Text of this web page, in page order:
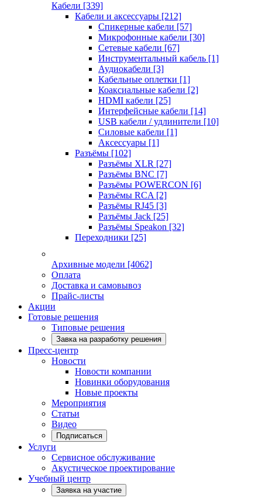
Кабели [339]
Кабели и аксессуары [212]
Спикерные кабели [57]
Микрофонные кабели [30]
Сетевые кабели [67]
Инструментальный кабель [1]
Аудиокабели [3]
Кабельные оплетки [1]
Коаксиальные кабели [2]
HDMI кабели [25]
Интерфейсные кабели [14]
USB кабели / удлинители [10]
Силовые кабели [1]
Аксессуары [1]
Разъёмы [102]
Разъёмы XLR [27]
Разъёмы BNC [7]
Разъёмы POWERCON [6]
Разъёмы RCA [2]
Разъёмы RJ45 [3]
Разъёмы Jack [25]
Разъёмы Speakon [32]
Переходники [25]
Архивные модели [4062]
Оплата
Доставка и самовывоз
Прайс-листы
Акции
Готовые решения
Типовые решения
Завка на разработку решения
Пресс-центр
Новости
Новости компании
Новинки оборудования
Новые проекты
Мероприятия
Статьи
Видео
Подписаться
Услуги
Сервисное обслуживание
Акустическое проектирование
Учебный центр
Заявка на участие